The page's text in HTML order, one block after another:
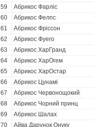
59
Абрикос Фарліс
60
Абрикос Фелпс
61
Абрикос Фріссон
62
Абрикос Фуего
63
Абрикос ХарГранд
64
Абрикос ХарОгем
65
Абрикос ХарОстар
66
Абрикос Цунамі
67
Абрикос Червонощокий
68
Абрикос Чорний принц
69
Абрикос Шалах
70
Айва Дарунок Онуку